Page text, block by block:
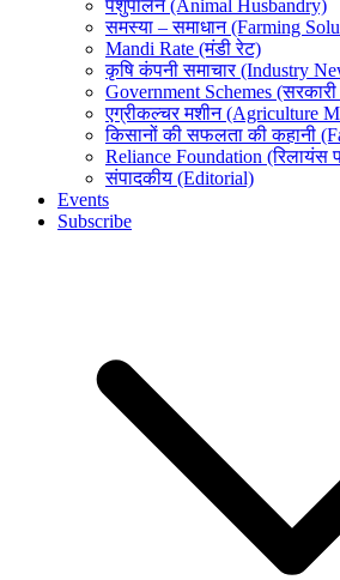
पशुपालन (Animal Husbandry)
समस्या – समाधान (Farming
Mandi Rate (मंडी रेट)
कृषि कंपनी समाचार (Industry
Government Schemes (सरकारी
एग्रीकल्चर मशीन (Agriculture
किसानों की सफलता की कहानी
Reliance Foundation (रिलायंस
संपादकीय (Editorial)
Events
Subscribe